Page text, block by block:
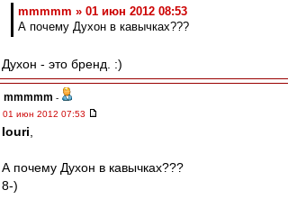
mmmmm » 01 июн 2012 08:53
А почему Духон в кавычках???
Духон - это бренд. :)
mmmmm -
01 июн 2012 07:53
Iouri
А почему Духон в кавычках???
8-)